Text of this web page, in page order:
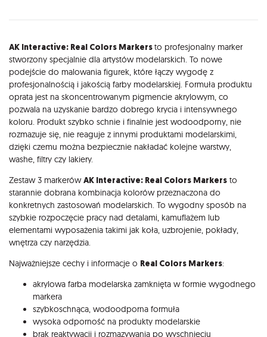
Opis
AK Interactive: Real Colors Markersto profesjonalny marker
stworzony specjalnie dla artystów modelarskich. To nowe
podejście do malowania figurek, które łączy wygodę z
profesjonalnością i jakością farby modelarskiej. Formuła produktu
oprata jest na skoncentrowanym pigmencie akrylowym, co
pozwala na uzyskanie bardzo dobrego krycia i intensywnego
koloru. Produkt szybko schnie i finalnie jest wodoodporny, nie
rozmazuje się, nie reaguje z innymi produktami modelarskimi,
dzięki czemu można bezpiecznie nakładać kolejne warstwy,
washe, filtry czy lakiery.
Zestaw 3 markerówAK Interactive: Real Colors Markers to
starannie dobrana kombinacja kolorów przeznaczona do
konkretnych zastosowań modelarskich. To wygodny sposób na
szybkie rozpoczęcie pracy nad detalami, kamuflażem lub
elementami wyposażenia takimi jak koła, uzbrojenie, pokłady,
wnętrza czy narzędzia.
Najważniejsze cechy i informacje o Real Colors Markers:
akrylowa farba modelarska zamknięta w formie wygodnego
markera
szybkoschnąca, wodoodporna formuła
wysoka odporność na produkty modelarskie
brak reaktywacji i rozmazywania po wyschnięciu